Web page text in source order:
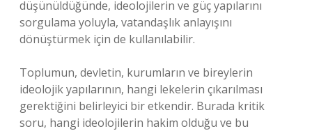
düşünüldüğünde, ideolojilerin ve güç yapılarını
sorgulama yoluyla, vatandaşlık anlayışını
dönüştürmek için de kullanılabilir.
Toplumun, devletin, kurumların ve bireylerin
ideolojik yapılarının, hangi lekelerin çıkarılması
gerektiğini belirleyici bir etkendir. Burada kritik
soru, hangi ideolojilerin hakim olduğu ve bu